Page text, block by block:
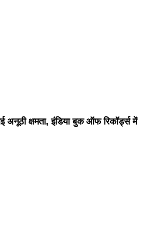
अनूठी क्षमता, इंडिया बुक ऑफ रिकॉर्ड्स में